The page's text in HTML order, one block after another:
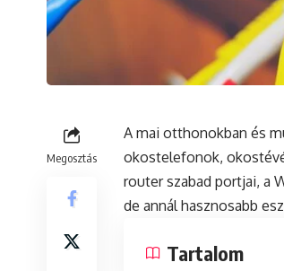
Megosztás
A mai otthonokban és
okostelefonok,
router szabad portjai, a
de annál hasznosabb
Tartalom